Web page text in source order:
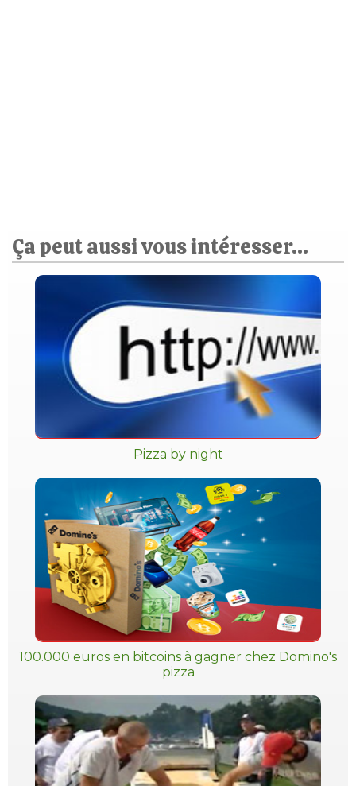
Ça peut aussi vous intéresser...
Pizza by night
100.000 euros en bitcoins à gagner chez Domino's
pizza